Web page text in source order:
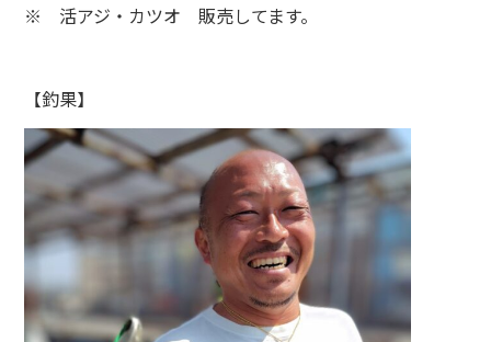
※ 活アジ・カツオ 販売してます。
【釣果】